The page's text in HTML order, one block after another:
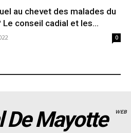
au chevet des malades du
Le conseil cadial et les...
0
De Mayotte WEB